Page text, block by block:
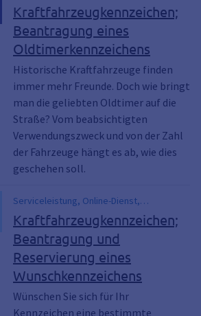
Oldtimer Zulassung
Kraftfahrzeugkennzeichen;
Beantragung eines
Oldtimerkennzeichens
Historische Kraftfahrzeuge finden
immer mehr Freunde. Doch wie bringt
man die geliebten Oldtimer auf die
Straße? Vom beabsichtigten
Verwendungszweck und von der Zahl
der Fahrzeuge hängt es ab, wie dies
geschehen soll.
Serviceleistung, Online-Dienst,
kennzeichen reservieren , Kennzeichen,
KFZ, Auto
Kraftfahrzeugkennzeichen;
Beantragung und
Reservierung eines
Wunschkennzeichens
Wünschen Sie sich für Ihr
Kennzeichen eine bestimmte